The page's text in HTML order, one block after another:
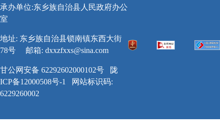
承办单位:东乡族自治县人民政府办公
室
地址: 东乡族自治县锁南镇东西大街
78号
邮箱: dxxzfxxs@sina.com
甘公网安备 62292602000102号
陇
ICP备12000508号-1
网站标识码:
6229260002